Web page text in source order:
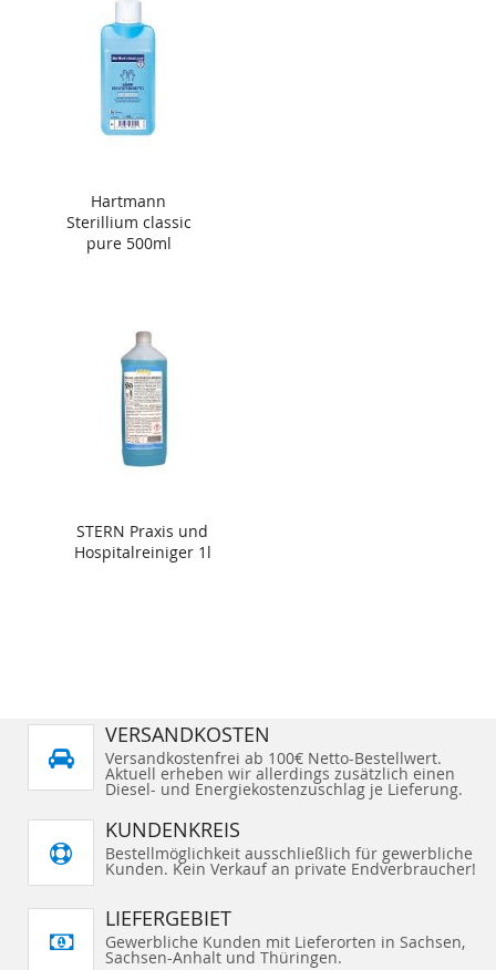
Hartmann
Sterillium classic
pure 500ml
STERN Praxis und
Hospitalreiniger 1l
VERSANDKOSTEN
Versandkostenfrei ab 100€ Netto-Bestellwert.
Aktuell erheben wir allerdings zusätzlich einen
Diesel- und Energiekostenzuschlag je Lieferung.
KUNDENKREIS
Bestellmöglichkeit ausschließlich für gewerbliche
Kunden. Kein Verkauf an private Endverbraucher!
LIEFERGEBIET
Gewerbliche Kunden mit Lieferorten in Sachsen,
Sachsen-Anhalt und Thüringen.